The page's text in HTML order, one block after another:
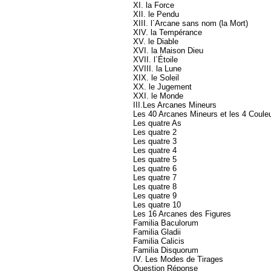
XI. la Force
XII. le Pendu
XIII. l´Arcane sans nom (la Mort)
XIV. la Tempérance
XV. le Diable
XVI. la Maison Dieu
XVII. l´Étoile
XVIII. la Lune
XIX. le Soleil
XX. le Jugement
XXI. le Monde
III.Les Arcanes Mineurs
Les 40 Arcanes Mineurs et les 4
Les quatre As
Les quatre 2
Les quatre 3
Les quatre 4
Les quatre 5
Les quatre 6
Les quatre 7
Les quatre 8
Les quatre 9
Les quatre 10
Les 16 Arcanes des Figures
Familia Baculorum
Familia Gladii
Familia Calicis
Familia Disquorum
IV. Les Modes de Tirages
Question Réponse